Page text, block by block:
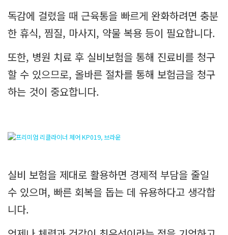
독감에 걸렸을 때 근육통을 빠르게 완화하려면 충분
한 휴식, 찜질, 마사지, 약물 복용 등이 필요합니다.
또한, 병원 치료 후 실비보험을 통해 진료비를 청구
할 수 있으므로, 올바른 절차를 통해 보험금을 청구
하는 것이 중요합니다.
실비 보험을 제대로 활용하면 경제적 부담을 줄일
수 있으며, 빠른 회복을 돕는 데 유용하다고 생각합
니다.